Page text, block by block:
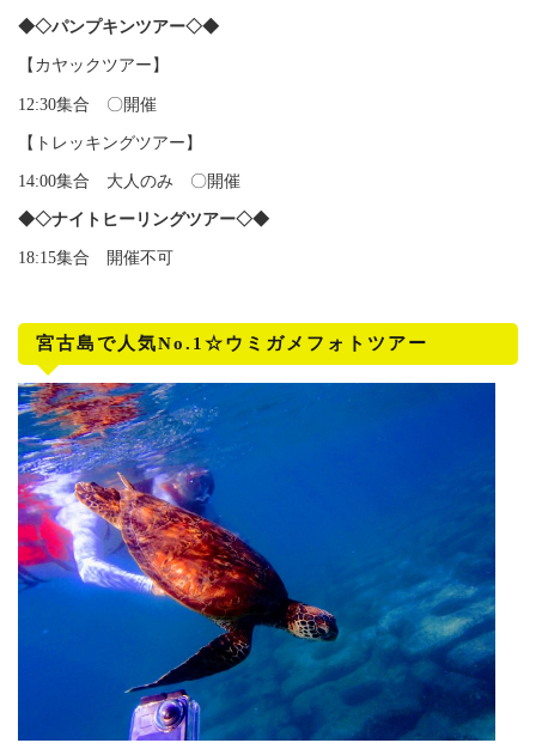
◆◇パンプキンツアー◇◆
【カヤックツアー】
12:30集合 〇開催
【トレッキングツアー】
14:00集合 大人のみ 〇開催
◆◇ナイトヒーリングツアー◇◆
18:15集合 開催不可
宮古島で人気No.1☆ウミガメフォトツアー